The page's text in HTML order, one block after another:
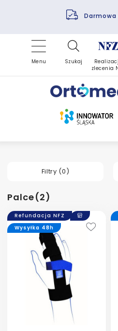
Pomoc
Zrealizuj
Menu Szukaj
zlecenia
Filtry (0)
Palce(2)
Refundacja NFZ
Wysyłka 48h